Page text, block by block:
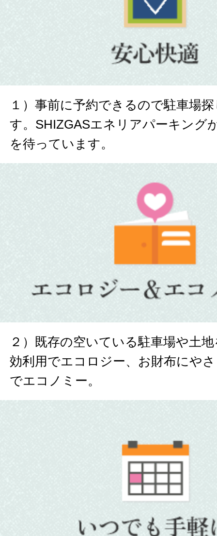
１）事前に予約できるので駐車場
す。SHIZGASエネリアパーキング
を待っています。
２）既存の空いている駐車場や土
効利用でエコロジー、お財布にや
でエコノミー。